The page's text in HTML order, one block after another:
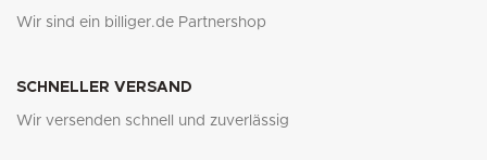
Wir sind ein billiger.de Partnershop
SCHNELLER VERSAND
Wir versenden schnell und zuverlässig